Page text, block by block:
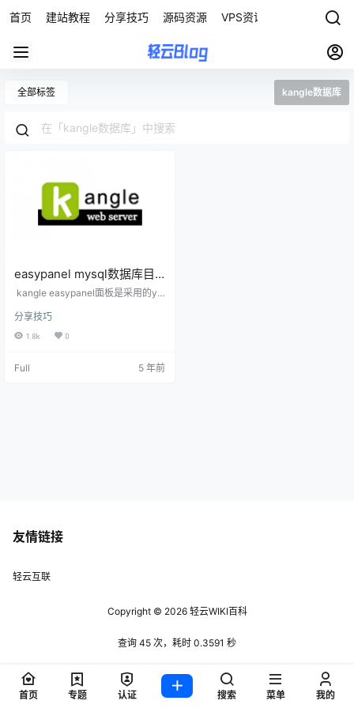
首页 建站教程 分享技巧 源码资源 VPS资讯
全部标签 kangle数据库
easypanel mysql数据库目
录移动到/home目录
kangle easypanel面板是采用的yu
位置在/var/lib/mysql, 根目录一般会
很少不够用，那么我们现在移动至/h
说一定要在kangle面板里把mysql的
分享技巧
1.8k 0
Full 5 年前
友情链接
轻云互联
Copyright © 2026轻云WIKI百科
查询 45 次，耗时 0.3591 秒
首页 专题 认证 搜索 菜单 我的